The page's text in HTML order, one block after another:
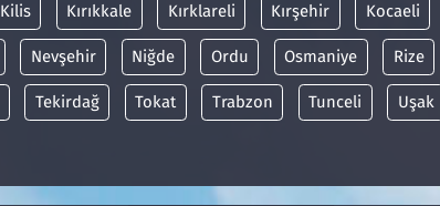
Kilis Kırıkkale Kırklareli Kırşehir Kocaeli
Nevşehir Niğde Ordu Osmaniye Rize
Tekirdağ Tokat Trabzon Tunceli Uşak